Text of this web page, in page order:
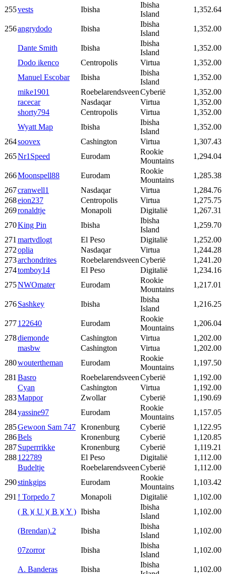
255vests Ibisha
Ibisha
Island
1,352.64
256angrydodo Ibisha
Ibisha
Island
1,352.00
Dante Smith Ibisha
Ibisha
Island
1,352.00
Dodo ikenco
Centropolis Virtua
1,352.00
Manuel Escobar
Ibisha
Ibisha
Island
1,352.00
mike1901
RoebelarendsveenCyberië
1,352.00
racecar
Nasdaqar Virtua
1,352.00
shorty794
Centropolis Virtua
1,352.00
Wyatt Map
Ibisha
Ibisha
Island
1,352.00
264soovex Cashington Virtua
1,307.43
265Nr1Speed Eurodam
Rookie
Mountains
1,294.04
266Moonspell88 Eurodam
Rookie
Mountains
1,285.38
267cranwell1 Nasdaqar Virtua
1,284.76
268eion237 Centropolis Virtua
1,275.75
269ronaldtje Monapoli Digitalië
1,267.31
270King Pin Ibisha
Ibisha
Island
1,259.70
271martvdlogt El Peso Digitalië
1,252.00
272oplia Nasdaqar Virtua
1,244.28
273archondrites RoebelarendsveenCyberië
1,241.20
274tomboy14 El Peso Digitalië
1,234.16
275NWOmater Eurodam
Rookie
Mountains
1,217.01
276Sashkey Ibisha
Ibisha
Island
1,216.25
277122640 Eurodam
Rookie
Mountains
1,206.04
278diemonde Cashington Virtua
1,202.00
masbw
Cashington Virtua
1,202.00
280woutertheman Eurodam
Rookie
Mountains
1,197.50
281Basro RoebelarendsveenCyberië
1,192.00
Cyan
Cashington Virtua
1,192.00
283Mappor Zwollar Cyberië
1,190.69
284yassine97 Eurodam
Rookie
Mountains
1,157.05
285Gewoon Sam 747 Kronenburg Cyberië
1,122.95
286Bels Kronenburg Cyberië
1,120.85
287Superrrikke Kronenburg Cyberië
1,119.21
288122789 El Peso Digitalië
1,112.00
Budeltje
RoebelarendsveenCyberië
1,112.00
290stinkgips Eurodam
Rookie
Mountains
1,103.42
291 ! Torpedo 7 Monapoli Digitalië
1,102.00
( R )( U )( B )( Y ) Ibisha
Ibisha
Island
1,102.00
(Brendan).2 Ibisha
Ibisha
Island
1,102.00
07zorror Ibisha
Ibisha
Island
1,102.00
A. Banderas Ibisha
Ibisha
1,102.00